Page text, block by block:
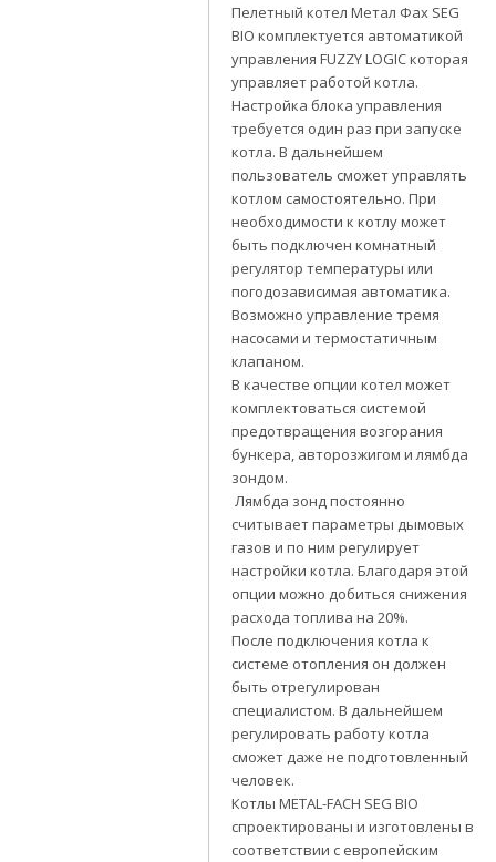
Пелетный котел Метал Фах SEG
BIO комплектуется автоматикой
управления FUZZY LOGIC которая
управляет работой котла.
Настройка блока управления
требуется один раз при запуске
котла. В дальнейшем
пользователь сможет управлять
котлом самостоятельно. При
необходимости к котлу может
быть подключен комнатный
регулятор температуры или
погодозависимая автоматика.
Возможно управление тремя
насосами и термостатичным
клапаном.
В качестве опции котел может
комплектоваться системой
предотвращения возгорания
бункера, авторозжигом и лямбда
зондом.
Лямбда зонд постоянно
считывает параметры дымовых
газов и по ним регулирует
настройки котла. Благодаря этой
опции можно добиться снижения
расхода топлива на 20%.
После подключения котла к
системе отопления он должен
быть отрегулирован
специалистом. В дальнейшем
регулировать работу котла
сможет даже не подготовленный
человек.
Котлы METAL-FACH SEG BIO
спроектированы и изготовлены в
соответствии с европейским